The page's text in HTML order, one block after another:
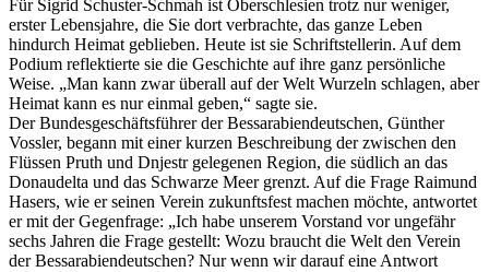
Für Sigrid Schuster-Schmah ist Oberschlesien trotz nur weniger,
erster Lebensjahre, die Sie dort verbrachte, das ganze Leben
hindurch Heimat geblieben. Heute ist sie Schriftstellerin. Auf dem
Podium reflektierte sie die Geschichte auf ihre ganz persönliche
Weise. „Man kann zwar überall auf der Welt Wurzeln schlagen, aber
Heimat kann es nur einmal geben,“ sagte sie.
Der Bundesgeschäftsführer der Bessarabiendeutschen, Günther
Vossler, begann mit einer kurzen Beschreibung der zwischen den
Flüssen Pruth und Dnjestr gelegenen Region, die südlich an das
Donaudelta und das Schwarze Meer grenzt. Auf die Frage Raimund
Hasers, wie er seinen Verein zukunftsfest machen möchte, antwortet
er mit der Gegenfrage: „Ich habe unserem Vorstand vor ungefähr
sechs Jahren die Frage gestellt: Wozu braucht die Welt den Verein
der Bessarabiendeutschen? Nur wenn wir darauf eine Antwort